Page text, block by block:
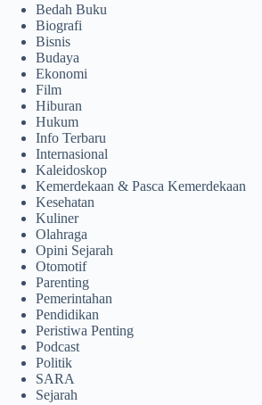
Bedah Buku
Biografi
Bisnis
Budaya
Ekonomi
Film
Hiburan
Hukum
Info Terbaru
Internasional
Kaleidoskop
Kemerdekaan & Pasca Kemerdekaan
Kesehatan
Kuliner
Olahraga
Opini Sejarah
Otomotif
Parenting
Pemerintahan
Pendidikan
Peristiwa Penting
Podcast
Politik
SARA
Sejarah